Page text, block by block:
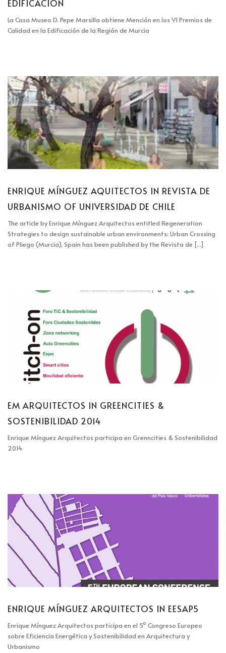
EDIFICACIÓN
La Casa Museo D. Pepe Marsilla obtiene Mención en los VI Premios de
Calidad en la Edificación de la Región de Murcia
ENRIQUE MÍNGUEZ AQUITECTOS IN REVISTA DE
URBANISMO OF UNIVERSIDAD DE CHILE
The article by Enrique Mínguez Arquitectos entitled Regeneration
Strategies to design sustainable urban environments: Urban Crossing
of Pliego (Murcia), Spain has been published by the Revista de [...]
EM ARQUITECTOS IN GREENCITIES &
SOSTENIBILIDAD 2014
Enrique Mínguez Arquitectos participa en Grenncities & Sostenibilidad
2014
ENRIQUE MÍNGUEZ ARQUITECTOS IN EESAP5
Enrique Mínguez Arquitectos participa en el 5º Congreso Europeo
sobre Eficiencia Energética y Sostenibilidad en Arquitectura y
Urbanismo